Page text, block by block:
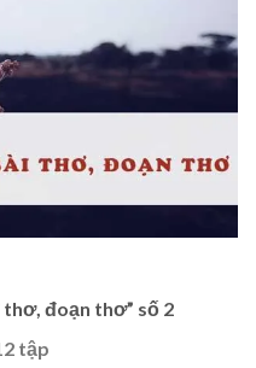
thơ, đoạn thơ” số 2
tập